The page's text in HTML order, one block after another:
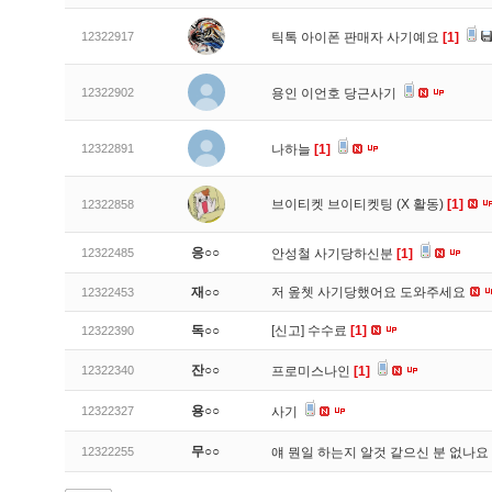
12322917 틱톡 아이폰 판매자 사기예요 [1]
12322902 용인 이언호 당근사기
12322891 나하늘 [1]
12322858 브이티켓 브이티켓팅 (X 활동) [1]
12322485 응○○ 안성철 사기당하신분 [1]
12322453 재○○ 저 옾쳇 사기당했어요 도와주세요
12322390 독○○ [신고] 수수료 [1]
12322340 잔○○ 프로미스나인 [1]
12322327 용○○ 사기
12322255 무○○ 얘 뭔일 하는지 알것 같으신 분 없나요